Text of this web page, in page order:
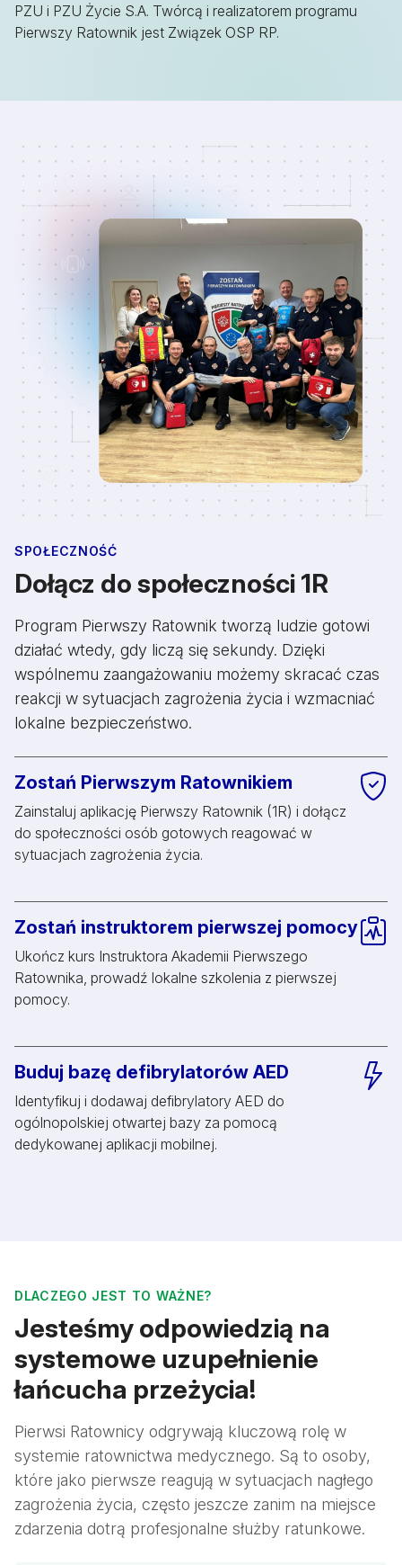
PZU i PZU Życie S.A. Twórcą i realizatorem programu
Pierwszy Ratownik jest Związek OSP RP.
SPOŁECZNOŚĆ
Dołącz do społeczności 1R
Program Pierwszy Ratownik tworzą ludzie gotowi
działać wtedy, gdy liczą się sekundy. Dzięki
wspólnemu zaangażowaniu możemy skracać czas
reakcji w sytuacjach zagrożenia życia i wzmacniać
lokalne bezpieczeństwo.
Zostań Pierwszym Ratownikiem
Zainstaluj aplikację Pierwszy Ratownik (1R) i dołącz
do społeczności osób gotowych reagować w
sytuacjach zagrożenia życia.
Zostań instruktorem pierwszej pomocy
Ukończ kurs Instruktora Akademii Pierwszego
Ratownika, prowadź lokalne szkolenia z pierwszej
pomocy.
Buduj bazę defibrylatorów AED
Identyfikuj i dodawaj defibrylatory AED do
ogólnopolskiej otwartej bazy za pomocą
dedykowanej aplikacji mobilnej.
DLACZEGO JEST TO WAŻNE?
Jesteśmy odpowiedzią na
systemowe uzupełnienie
łańcucha przeżycia!
Pierwsi Ratownicy odgrywają kluczową rolę w
systemie ratownictwa medycznego. Są to osoby,
które jako pierwsze reagują w sytuacjach nagłego
zagrożenia życia, często jeszcze zanim na miejsce
zdarzenia dotrą profesjonalne służby ratunkowe.